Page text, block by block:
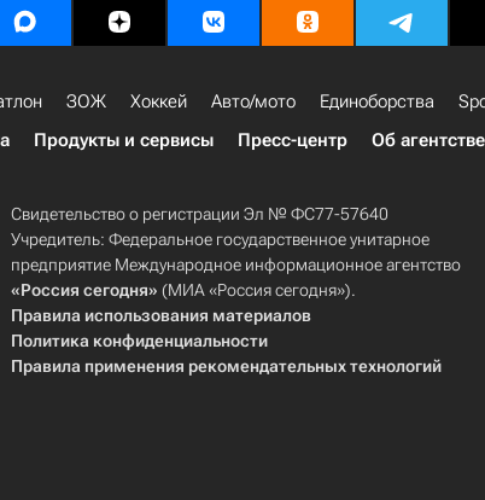
ЗОЖ Хоккей Авто/мото Единоборства
Продукты и сервисы Пресс-центр Об агентстве
Свидетельство о регистрации Эл № ФС77-57640
Учредитель: Федеральное государственное унитарное
предприятие Международное информационное агентство
«Россия сегодня» (МИА «Россия сегодня»).
Правила использования материалов
Политика конфиденциальности
Правила применения рекомендательных технологий